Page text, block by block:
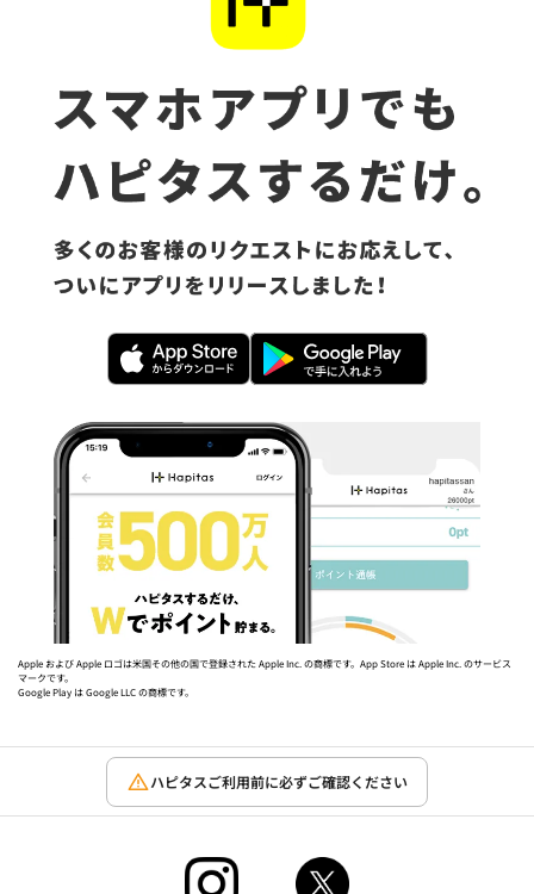
Apple および Apple ロゴは米国その他の国で登録された Apple Inc. の商標です。App Store は Apple Inc. のサービス
マークです。
Google Play は Google LLC の商標です。
ハピタスご利用前に必ずご確認ください